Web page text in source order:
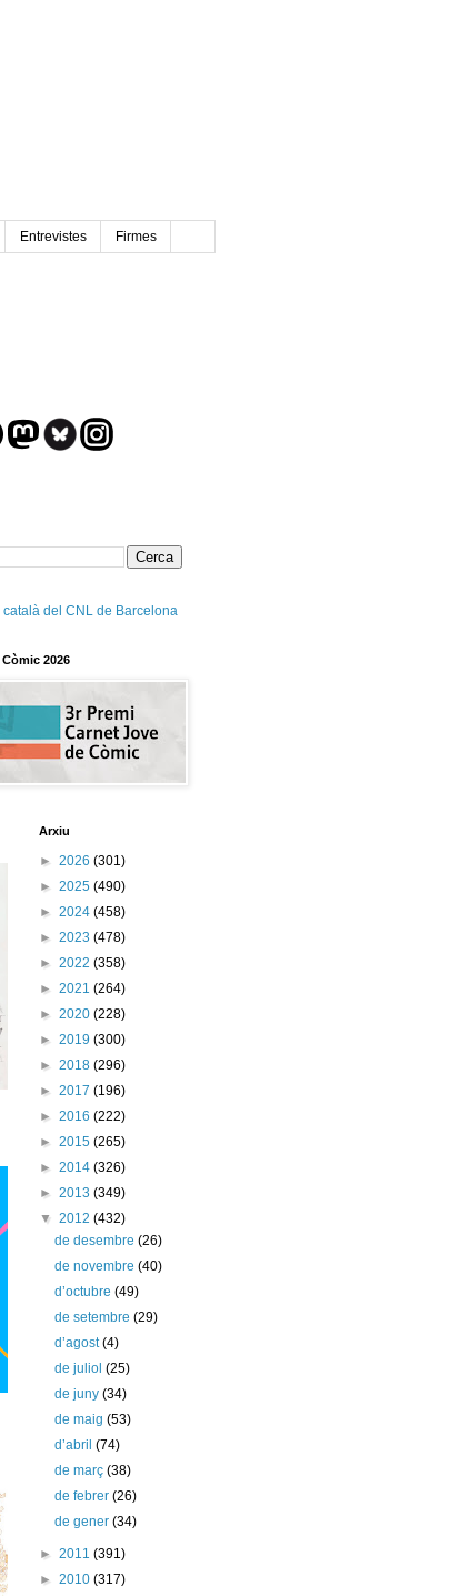
Entrevistes Firmes
del CNL de Barcelona
2026
Arxiu
► 2026 (301)
► 2025 (490)
► 2024 (458)
► 2023 (478)
► 2022 (358)
► 2021 (264)
► 2020 (228)
► 2019 (300)
► 2018 (296)
► 2017 (196)
► 2016 (222)
► 2015 (265)
► 2014 (326)
► 2013 (349)
▼ 2012 (432)
de desembre(26)
de novembre(40)
d’octubre(49)
de setembre(29)
d’agost(4)
de juliol(25)
de juny(34)
de maig(53)
d’abril(74)
de març(38)
de febrer(26)
de gener(34)
► 2011 (391)
► 2010 (317)